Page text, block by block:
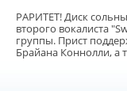
РАРИТЕТ! Диск
второго вокалиста
группы. Прист
Брайана Коннолли, а